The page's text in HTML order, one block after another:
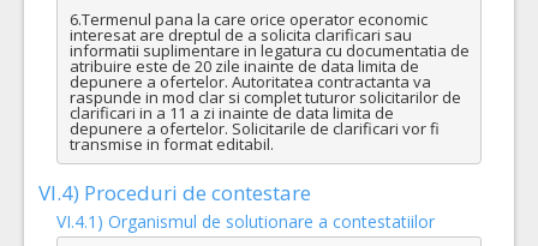
6.Termenul pana la care orice operator economic
interesat are dreptul de a solicita clarificari sau
informatii suplimentare in legatura cu documentatia de
atribuire este de 20 zile inainte de data limita de
depunere a ofertelor. Autoritatea contractanta va
raspunde in mod clar si complet tuturor solicitarilor de
clarificari in a 11 a zi inainte de data limita de
depunere a ofertelor. Solicitarile de clarificari vor fi
transmise in format editabil.
VI.4) Proceduri de contestare
VI.4.1) Organismul de solutionare a contestatiilor